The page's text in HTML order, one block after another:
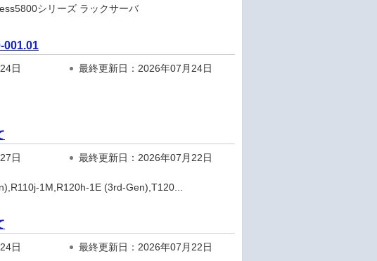
シリーズ ラックサーバ
001.01
日
最終更新日：2026年07月24日
日
最終更新日：2026年07月22日
1M,R120h-1E (3rd-Gen),T120...
日
最終更新日：2026年07月22日